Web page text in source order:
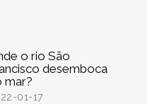
o rio São
desemboca
mar?
01-17